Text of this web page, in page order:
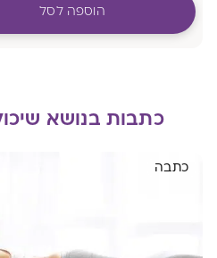
הוספה לסל
כתבות בנושא
כתבה